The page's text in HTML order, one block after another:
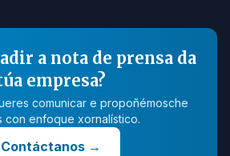
a nota de prensa da
empresa?
comunicar e propoñémosche
con enfoque xornalístico.
Contáctanos→